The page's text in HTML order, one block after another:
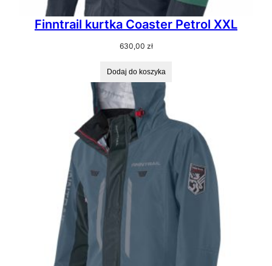
Finntrail kurtka Coaster Petrol XXL
630,00 zł
Dodaj do koszyka